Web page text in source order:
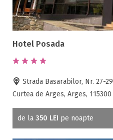
Hotel Posada
Strada Basarabilor, Nr. 27-29
Curtea de Arges, Arges, 115300
de la 350 LEI pe noapte